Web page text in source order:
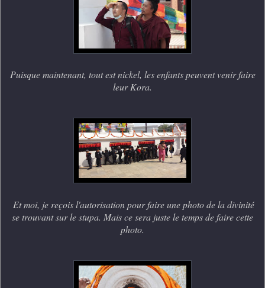
Puisque maintenant, tout est nickel, les enfants peuvent venir faire
leur Kora.
Et moi, je reçois l'autorisation pour faire une photo de la divinité
se trouvant sur le stupa. Mais ce sera juste le temps de faire cette
photo.